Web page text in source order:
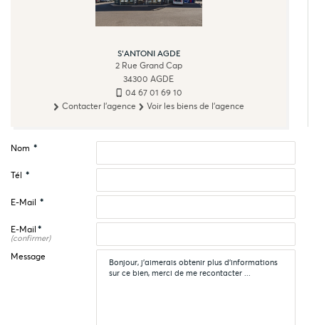
S'ANTONI AGDE
2 Rue Grand Cap
34300 AGDE
04 67 01 69 10
Contacter l'agence
Voir les biens de l'agence
Nom *
Tél *
E-Mail *
E-Mail *
(confirmer)
Message